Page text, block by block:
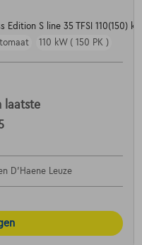
S line 35 TFSI 110(150)
110 kW ( 150 PK )
laatste
D'Haene Leuze